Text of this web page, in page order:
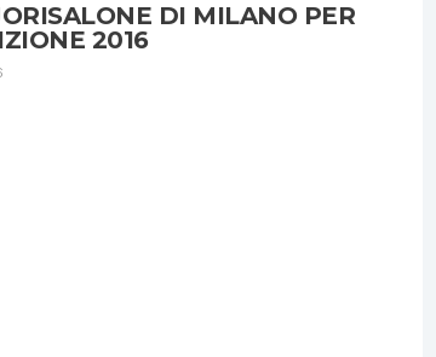
DI MILANO PER
2016